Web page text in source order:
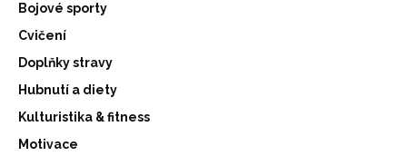
Bojové sporty
Cvičení
Doplňky stravy
Hubnutí a diety
Kulturistika & fitness
Motivace